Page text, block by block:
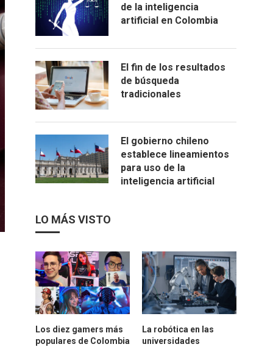
de la inteligencia
artificial en Colombia
El fin de los resultados
de búsqueda
tradicionales
El gobierno chileno
establece lineamientos
para uso de la
inteligencia artificial
LO MÁS VISTO
Los diez gamers más
populares de Colombia
La robótica en las
universidades